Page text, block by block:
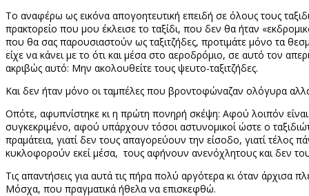
Το αναφέρω ως εικόνα απογοητευτική επειδή σε όλους τους
πρακτορείο που μου έκλεισε το ταξίδι, που δεν θα ήταν
που θα σας παρουσιαστούν ως ταξιτζήδες, προτιμάτε μόνο τα
είχε να κάνει με το ότι και μέσα στο αεροδρόμιο, σε αυτό τον
ακριβώς αυτό: Μην ακολουθείτε τους ψευτο-ταξιτζήδες.
Και δεν ήταν μόνο οι ταμπέλες που βροντοφώναζαν ολόγυρα αλλά
Οπότε, αφυπνίστηκε κι η πρώτη πονηρή σκέψη: Αφού λοιπόν
συγκεκριμένο, αφού υπάρχουν τόσοι αστυνομικοί ώστε ο
πραμάτεια, γιατί δεν τους απαγορεύουν την είσοδο, γιατί τέλος
κυκλοφορούν εκεί μέσα, τους αφήνουν ανενόχλητους και δεν
Τις απαντήσεις για αυτά τις πήρα πολύ αργότερα κι όταν
Μόσχα, που πραγματικά ήθελα να επισκεφθώ.